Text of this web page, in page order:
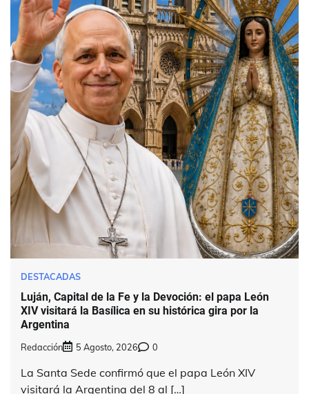
DESTACADAS
Luján, Capital de la Fe y la Devoción: el papa León
XIV visitará la Basílica en su histórica gira por la
Argentina
Redacción 5 Agosto, 2026 0
La Santa Sede confirmó que el papa León XIV
visitará la Argentina del 8 al […]